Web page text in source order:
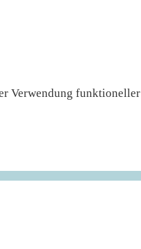
Verwendung